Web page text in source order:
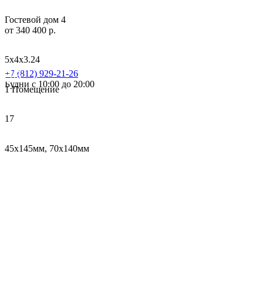
+7 (812) 929-21-26
Будни с 10:00 до 20:00
Гостевой дом 4
от 340 400 р.
5х4х3.24
1 Помещение
17
45х145мм, 70х140мм